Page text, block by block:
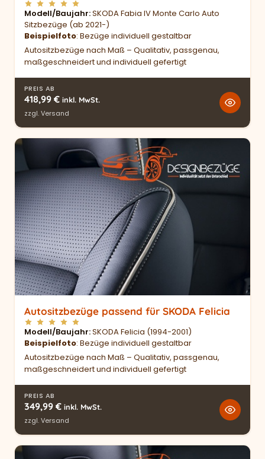
Modell/Baujahr SKODA Fabia IV Monte Carlo Auto
Sitzbezüge (ab 2021-)
Beispielfoto: Bezüge individuell gestaltbar
Autositzbezüge nach Maß – Qualitativ, passgenau,
maßgeschneidert und individuell gefertigt
PREIS AB
418,99 € inkl. MwSt.
zzgl.Versand
Autositzbezüge passend für SKODA Felicia
Modell/Baujahr SKODA Felicia (1994-2001)
Beispielfoto: Bezüge individuell gestaltbar
Autositzbezüge nach Maß – Qualitativ, passgenau,
maßgeschneidert und individuell gefertigt
PREIS AB
349,99 € inkl. MwSt.
zzgl.Versand